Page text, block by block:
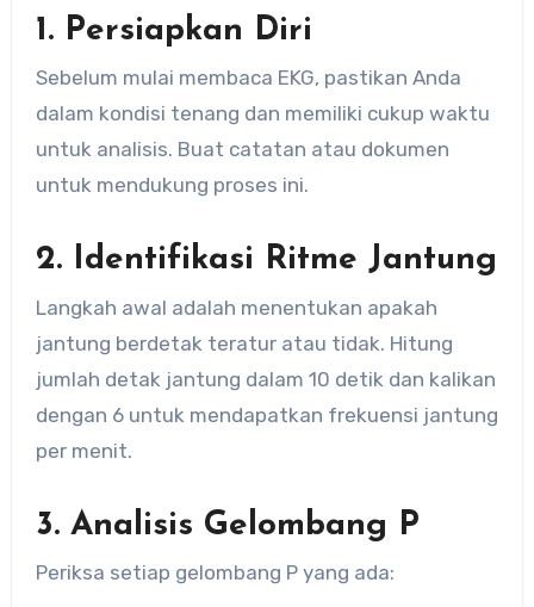
1. Persiapkan Diri
Sebelum mulai membaca EKG, pastikan Anda
dalam kondisi tenang dan memiliki cukup waktu
untuk analisis. Buat catatan atau dokumen
untuk mendukung proses ini.
2. Identifikasi Ritme Jantung
Langkah awal adalah menentukan apakah
jantung berdetak teratur atau tidak. Hitung
jumlah detak jantung dalam 10 detik dan kalikan
dengan 6 untuk mendapatkan frekuensi jantung
per menit.
3. Analisis Gelombang P
Periksa setiap gelombang P yang ada: